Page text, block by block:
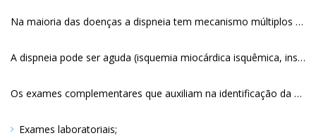
Na maioria das doenças a dispneia tem mecanismo múltiplos como resultado da estimulação de receptores de vias aéreas, parênquima e parede torácica, fraqueza ou desvantagem dos músculos respiratórios, maior impedância respiratória por aumento da resistência das vias aéreas ou redução da complacência pulmonar e maior necessidade ventilatória.
A dispneia pode ser aguda (isquemia miocárdica isquêmica, insuficiência cardíaca congestiva, asma, embolia pulmonar pneumotórax, pneumonia, entre outros) ou crônica (doença pulmonar obstrutiva crônica, insuficiência cardíaca, asma, doença pulmonar intersticial, doença neuromuscular, hipertensão pulmonar entre outras). A dispneia noturna pode ocorrer na asma, insuficiência cardíaca e na síndrome da apneia do sono.
Os exames complementares que auxiliam na identificação da causa e podem ser úteis conforme a indicação clínica são:
Exames laboratoriais